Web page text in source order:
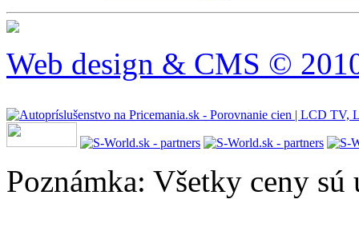
Web design & CMS ©
Poznámka: Všetky ceny sú